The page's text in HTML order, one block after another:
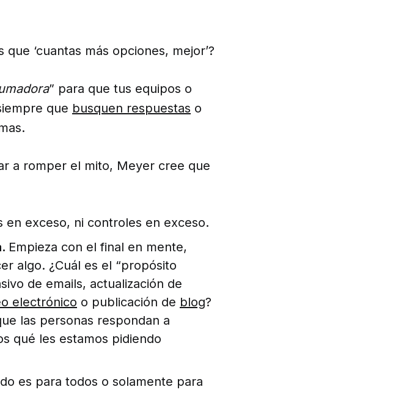
‘cuantas más opciones, mejor’?
” para que tus equipos o
que busquen respuestas o
a romper el mito, Meyer cree que
en exceso, ni controles en exceso.
Empieza con el final en mente,
algo. ¿Cuál es el “propósito
de emails, actualización de
electrónico o publicación de blog?
las personas respondan a
qué les estamos pidiendo
es para todos o solamente para